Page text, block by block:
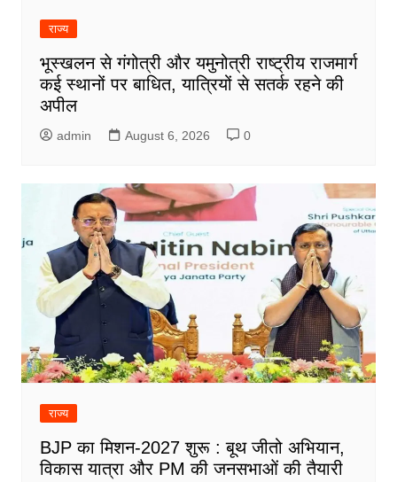
राज्य
भूस्खलन से गंगोत्री और यमुनोत्री राष्ट्रीय राजमार्ग
कई स्थानों पर बाधित, यात्रियों से सतर्क रहने की
अपील
admin August 6, 2026 0
राज्य
BJP का मिशन-2027 शुरू : बूथ जीतो अभियान,
विकास यात्रा और PM की जनसभाओं की तैयारी